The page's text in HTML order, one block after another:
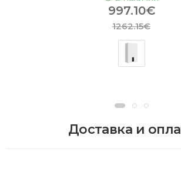
997.10€
1262.15€
Доставка и